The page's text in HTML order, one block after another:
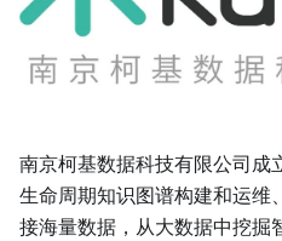
南京柯基数据科技有限公司成
生命周期知识图谱构建和运维
接海量数据，从大数据中挖掘